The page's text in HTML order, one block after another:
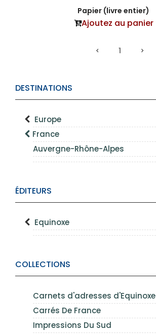
DESTINATIONS
Europe
France
Auvergne-Rhône-Alpes
ÉDITEURS
Equinoxe
COLLECTIONS
Carnets d'adresses d'Equinoxe
Carrés De France
Impressions Du Sud
Papier (livre entier)
Ajoutez au panier
1